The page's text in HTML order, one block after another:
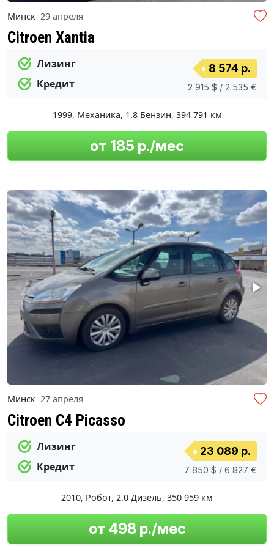
Минск 29 апреля
Citroen Xantia
Лизинг
Кредит
8 574 р.
2 915 $ / 2 535 €
1999, Механика, 1.8 Бензин, 394 791 км
от 185 р./мес
Минск 27 апреля
Citroen C4 Picasso
Лизинг
Кредит
23 089 р.
7 850 $ / 6 827 €
2010, Робот, 2.0 Дизель, 350 959 км
от 498 р./мес